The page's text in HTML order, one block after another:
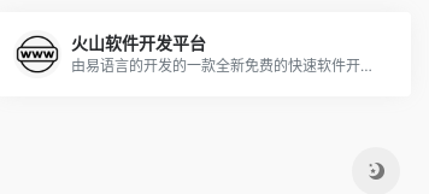
火山软件开发平台
由易语言的开发的一款全新免费的快速软件开发平台